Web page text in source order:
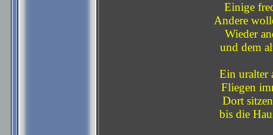
Einige
Andere
Wieder
und dem
Ein uralter
Fliegen
Dort
bis die